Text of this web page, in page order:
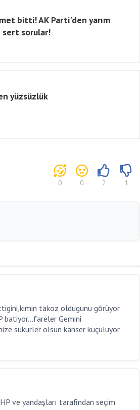
bitti! AK Parti'den yarım
sert sorular!
yüzsüzlük
0 0 2 1
takoz oldugunu gōrüyor
batiyor...fareler Gemini
sükürler olsun kanser küçülüyor
ve yandaşları tarafindan seçim